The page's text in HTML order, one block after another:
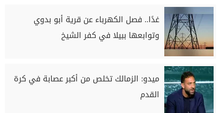
غدًا.. فصل الكهرباء عن قرية أبو بدوي
وتوابعها ببيلا في كفر الشيخ
ميدو: الزمالك تخلص من أكبر عصابة في كرة
القدم